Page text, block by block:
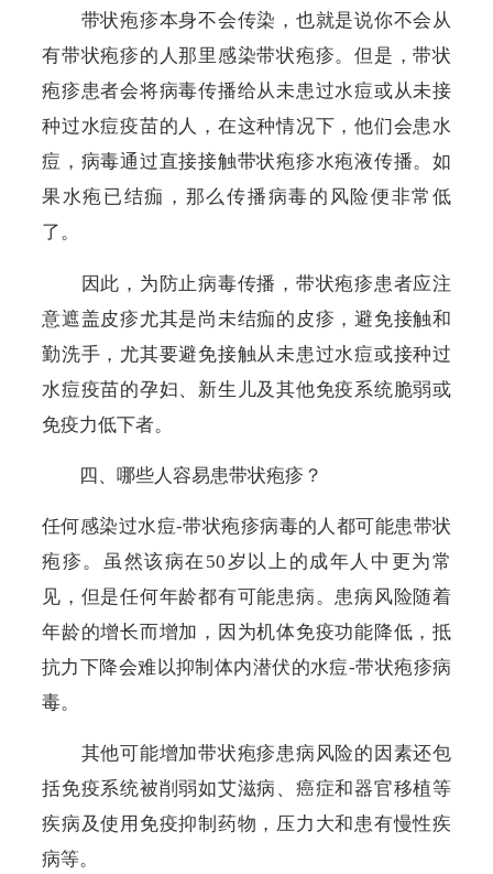
带状疱疹本身不会传染，也就是说你不会从
有带状疱疹的人那里感染带状疱疹。但是，带状
疱疹患者会将病毒传播给从未患过水痘或从未接
种过水痘疫苗的人，在这种情况下，他们会患水
痘，病毒通过直接接触带状疱疹水疱液传播。如
果水疱已结痂，那么传播病毒的风险便非常低
了。
因此，为防止病毒传播，带状疱疹患者应注
意遮盖皮疹尤其是尚未结痂的皮疹，避免接触和
勤洗手，尤其要避免接触从未患过水痘或接种过
水痘疫苗的孕妇、新生儿及其他免疫系统脆弱或
免疫力低下者。
四、哪些人容易患带状疱疹？
任何感染过水痘-带状疱疹病毒的人都可能患带状
疱疹。虽然该病在 50岁以上的成年人中更为常
见，但是任何年龄都有可能患病。患病风险随着
年龄的增长而增加，因为机体免疫功能降低，抵
抗力下降会难以抑制体内潜伏的水痘-带状疱疹病
毒。
其他可能增加带状疱疹患病风险的因素还包
括免疫系统被削弱如艾滋病、癌症和器官移植等
疾病及使用免疫抑制药物，压力大和患有慢性疾
病等。